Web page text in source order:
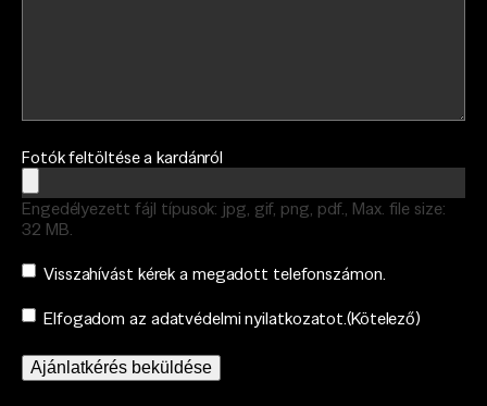
Fotók feltöltése a kardánról
Engedélyezett fájl típusok: jpg, gif, png, pdf., Max. file size:
32 MB.
Consent
Visszahívást kérek a megadott telefonszámon.
Consent(Kötelező)
Elfogadom az adatvédelmi nyilatkozatot.(Kötelező)
Ajánlatkérés beküldése